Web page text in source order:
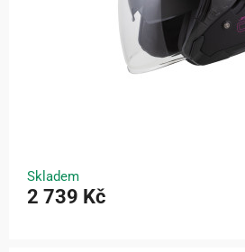
Skladem
2 739 Kč